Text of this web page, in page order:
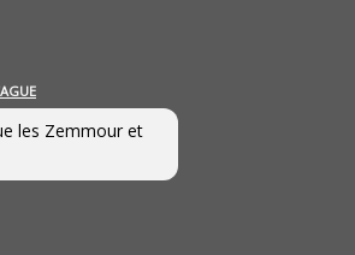
les Zemmour et